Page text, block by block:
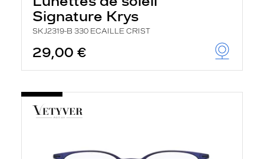
Signature Krys
SKJ2319-B 330 ECAILLE CRIST
29,00 €